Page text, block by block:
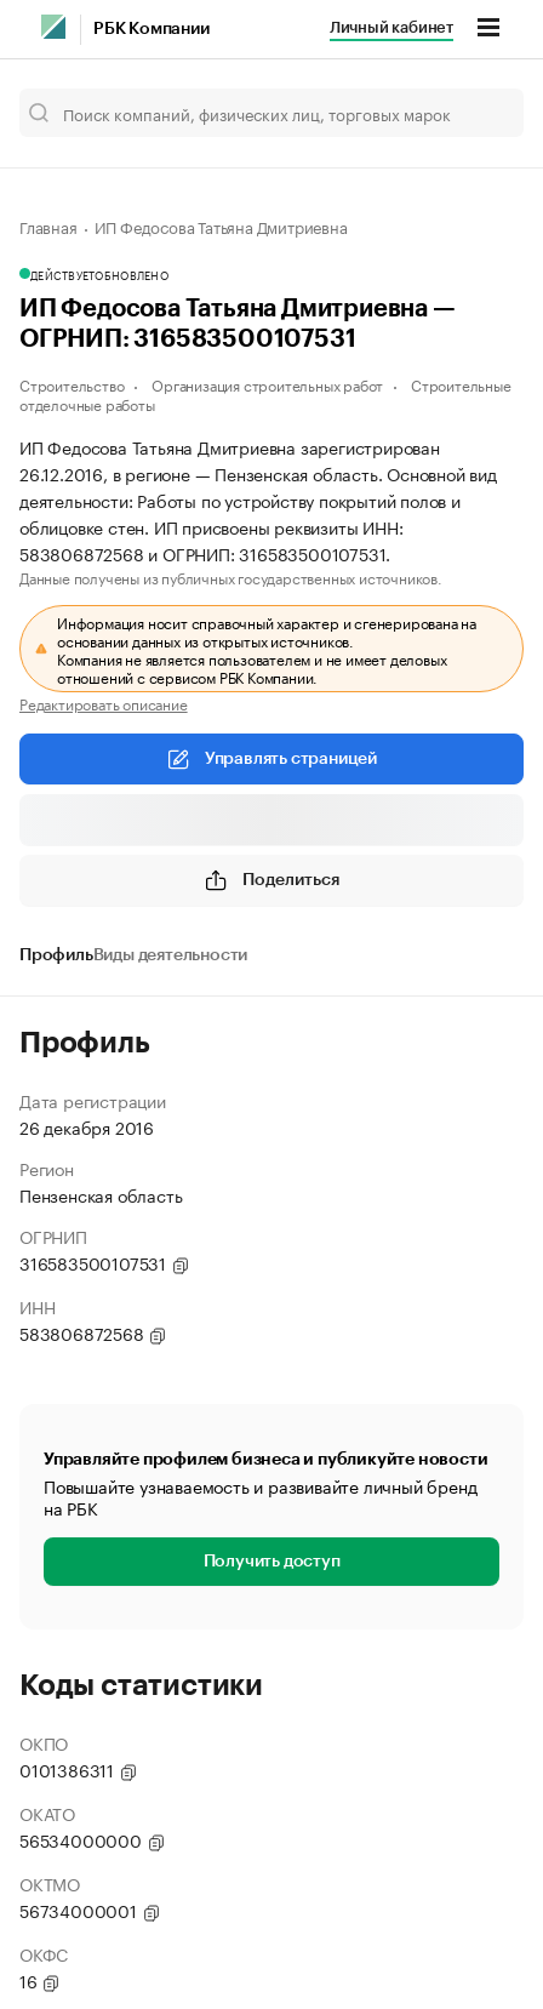
РБК Компании Личный кабинет
Главная ИП Федосова Татьяна Дмитриевна
ДЕЙСТВУЕТОБНОВЛЕНО
ИП Федосова Татьяна Дмитриевна —
ОГРНИП: 316583500107531
Строительство Организация строительных работ
Строительные
отделочные работы
ИП Федосова Татьяна Дмитриевна зарегистрирован
26.12.2016, в регионе — Пензенская область. Основной вид
деятельности: Работы по устройству покрытий полов и
облицовке стен. ИП присвоены реквизиты ИНН:
583806872568 и ОГРНИП: 316583500107531.
Данные получены из публичных государственных источников.
Информация носит справочный характер и сгенерирована на
основании данных из открытых источников.
Компания не является пользователем и не имеет деловых
отношений с сервисом РБК Компании.
Редактировать описание
Управлять страницей
Поделиться
ПрофильВиды деятельности
Профиль
Дата регистрации
26 декабря 2016
Регион
Пензенская область
ОГРНИП
316583500107531
ИНН
583806872568
Управляйте профилем бизнеса и публикуйте новости
Повышайте узнаваемость и развивайте личный бренд
на РБК
Получить доступ
Коды статистики
ОКПО
0101386311
ОКАТО
56534000000
ОКТМО
56734000001
ОКФС
16